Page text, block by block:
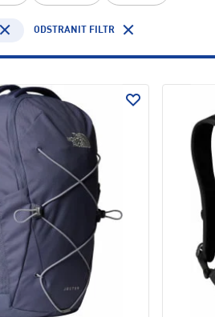
ODSTRANIT FILTR